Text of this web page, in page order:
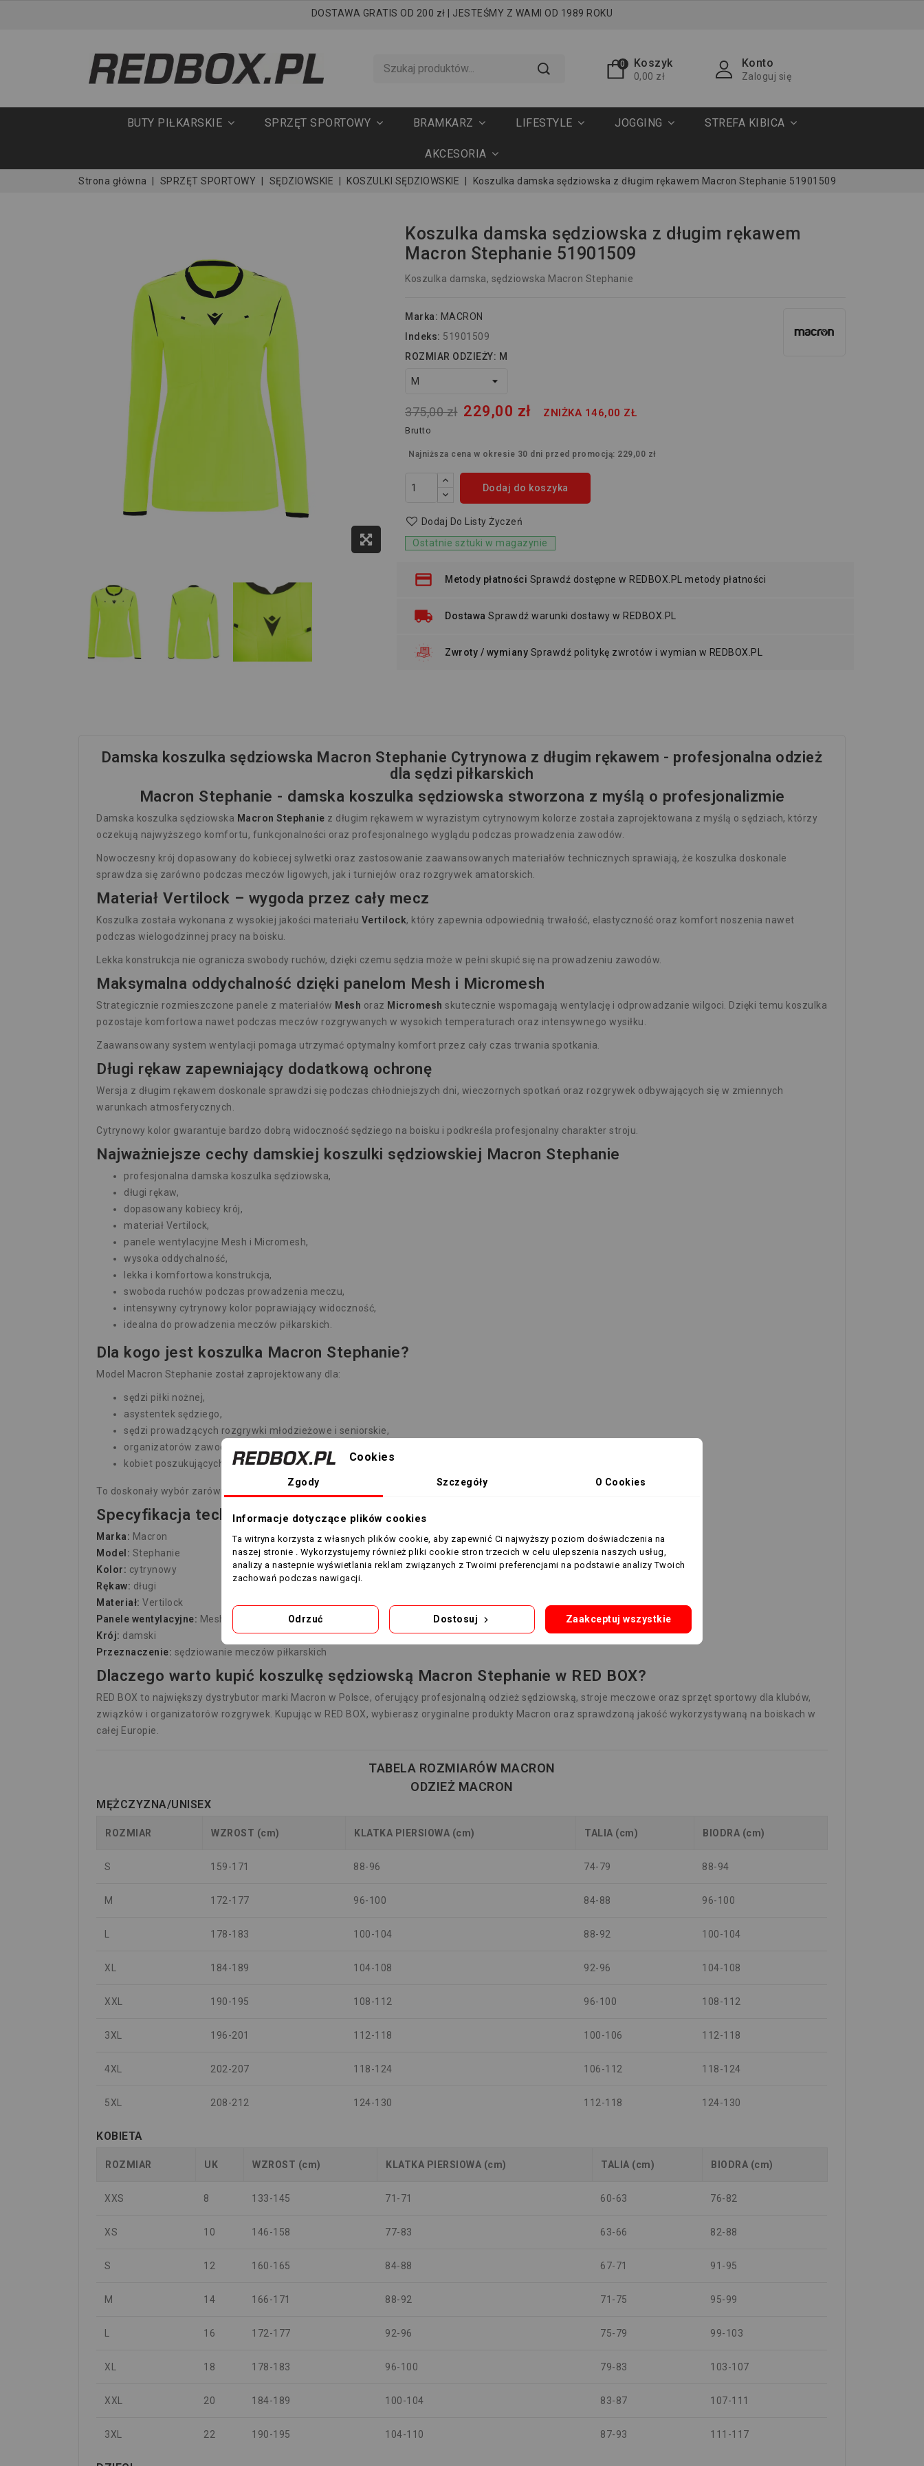
DOSTAWA GRATIS OD 200 zł | JESTEŚMY Z WAMI OD 1989 ROKU
0 Koszyk
0,00 zł
Konto
Zaloguj się
BUTY PIŁKARSKIE SPRZĘT SPORTOWY BRAMKARZ LIFESTYLE JOGGING STREFA KIBICA
AKCESORIA
Strona główna SPRZĘT SPORTOWY SĘDZIOWSKIE KOSZULKI SĘDZIOWSKIE Koszulka damska sędziowska z długim rękawem Macron Stephanie 51901509
Koszulka damska sędziowska z długim rękawem
Macron Stephanie 51901509
Koszulka damska, sędziowska Macron Stephanie
Marka: MACRON
Indeks: 51901509
ROZMIAR ODZIEŻY: M
375,00 zł 229,00 zł ZNIŻKA 146,00 ZŁ
Brutto
Najniższa cena w okresie 30 dni przed promocją: 229,00 zł
Dodaj do koszyka
Dodaj Do Listy Życzeń
Ostatnie sztuki w magazynie
Metody płatności Sprawdź dostępne w REDBOX.PL metody płatności
Dostawa Sprawdź warunki dostawy w REDBOX.PL
Zwroty / wymiany Sprawdź politykę zwrotów i wymian w REDBOX.PL
Damska koszulka sędziowska Macron Stephanie Cytrynowa z długim rękawem - profesjonalna odzież
dla sędzi piłkarskich
Macron Stephanie - damska koszulka sędziowska stworzona z myślą o profesjonalizmie
Damska koszulka sędziowska Macron Stephanie z długim rękawem w wyrazistym cytrynowym kolorze została zaprojektowana z myślą o sędziach, którzy
oczekują najwyższego komfortu, funkcjonalności oraz profesjonalnego wyglądu podczas prowadzenia zawodów.
Nowoczesny krój dopasowany do kobiecej sylwetki oraz zastosowanie zaawansowanych materiałów technicznych sprawiają, że koszulka doskonale
sprawdza się zarówno podczas meczów ligowych, jak i turniejów oraz rozgrywek amatorskich.
Materiał Vertilock – wygoda przez cały mecz
Koszulka została wykonana z wysokiej jakości materiału Vertilock, który zapewnia odpowiednią trwałość, elastyczność oraz komfort noszenia nawet
podczas wielogodzinnej pracy na boisku.
Lekka konstrukcja nie ogranicza swobody ruchów, dzięki czemu sędzia może w pełni skupić się na prowadzeniu zawodów.
Maksymalna oddychalność dzięki panelom Mesh i Micromesh
Strategicznie rozmieszczone panele z materiałów Mesh oraz Micromesh skutecznie wspomagają wentylację i odprowadzanie wilgoci. Dzięki temu koszulka
pozostaje komfortowa nawet podczas meczów rozgrywanych w wysokich temperaturach oraz intensywnego wysiłku.
Zaawansowany system wentylacji pomaga utrzymać optymalny komfort przez cały czas trwania spotkania.
Długi rękaw zapewniający dodatkową ochronę
Wersja z długim rękawem doskonale sprawdzi się podczas chłodniejszych dni, wieczornych spotkań oraz rozgrywek odbywających się w zmiennych
warunkach atmosferycznych.
Cytrynowy kolor gwarantuje bardzo dobrą widoczność sędziego na boisku i podkreśla profesjonalny charakter stroju.
Najważniejsze cechy damskiej koszulki sędziowskiej Macron Stephanie
profesjonalna damska koszulka sędziowska,
długi rękaw,
dopasowany kobiecy krój,
materiał Vertilock,
panele wentylacyjne Mesh i Micromesh,
wysoka oddychalność,
lekka i komfortowa konstrukcja,
swoboda ruchów podczas prowadzenia meczu,
intensywny cytrynowy kolor poprawiający widoczność,
idealna do prowadzenia meczów piłkarskich.
Dla kogo jest koszulka Macron Stephanie?
Model Macron Stephanie został zaprojektowany dla:
sędzi piłki nożnej,
asystentek sędziego,
sędzi prowadzących rozgrywki młodzieżowe i seniorskie,
organizatorów zawodów sportowych,
kobiet poszukujących profesjonalnej odzieży sędziowskiej.
To doskonały wybór zarówno dla początkujących, jak i doświadczonych sędzi pracujących na różnych poziomach rozgrywkowych.
Specyfikacja techniczna
Marka: Macron
Model: Stephanie
Kolor: cytrynowy
Rękaw: długi
Materiał: Vertilock
Panele wentylacyjne: Mesh i Micromesh
Krój: damski
Przeznaczenie: sędziowanie meczów piłkarskich
Dlaczego warto kupić koszulkę sędziowską Macron Stephanie w RED BOX?
RED BOX to największy dystrybutor marki Macron w Polsce, oferujący profesjonalną odzież sędziowską, stroje meczowe oraz sprzęt sportowy dla klubów,
związków i organizatorów rozgrywek. Kupując w RED BOX, wybierasz oryginalne produkty Macron oraz sprawdzoną jakość wykorzystywaną na boiskach w
całej Europie.
TABELA ROZMIARÓW MACRON
ODZIEŻ MACRON
MĘŻCZYZNA/UNISEX
ROZMIAR WZROST (cm) KLATKA PIERSIOWA (cm) TALIA (cm) BIODRA (cm)
S 159-171 88-96 74-79 88-94
M 172-177 96-100 84-88 96-100
178-183 100-104 88-92 100-104
XL 184-189 104-108 92-96 104-108
XXL 190-195 108-112 96-100 108-112
3XL 196-201 112-118 100-106 112-118
4XL 202-207 118-124 106-112 118-124
5XL 208-212 124-130 112-118 124-130
KOBIETA
ROZMIAR UK WZROST (cm) KLATKA PIERSIOWA (cm) TALIA (cm) BIODRA (cm)
XXS 8 133-145 71-71 60-63 76-82
XS 10 146-158 77-83 63-66 82-88
S 12 160-165 84-88 67-71 91-95
M 14 166-171 88-92 71-75 95-99
16 172-177 92-96 75-79 99-103
XL 18 178-183 96-100 79-83 103-107
XXL 20 184-189 100-104 83-87 107-111
3XL 22 190-195 104-110 87-93 111-117
Cookies
Zgody Szczegóły O Cookies
Informacje dotyczące plików cookies
Ta witryna korzysta z własnych plików cookie, aby zapewnić Ci najwyższy poziom doświadczenia na
naszej stronie . Wykorzystujemy również pliki cookie stron trzecich w celu ulepszenia naszych usług,
analizy a nastepnie wyświetlania reklam związanych z Twoimi preferencjami na podstawie analizy Twoich
zachowań podczas nawigacji.
Odrzuć Dostosuj Zaakceptuj wszystkie